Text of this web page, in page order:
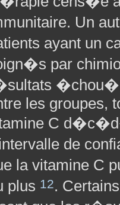
Un
ayant un
par
les groupes,
C
de
la vitamine C
plus 12.